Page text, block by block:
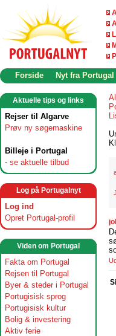
Forside Nyt fra Portugal
Aktuelle tips og links
Rejser til Algarve
Prøv ny søgemaskine
Billeje i Portugal
- se aktuelle tilbud
Log på Portugalnyt
Log ind
Opret Portugal-profil
Viden om Portugal
Fakta om Portugal
Rejsen til Portugal
Byer & steder i Portugal
Portugisisk sprog
Portugisisk kultur
Bolig & investering
Aktiv ferie